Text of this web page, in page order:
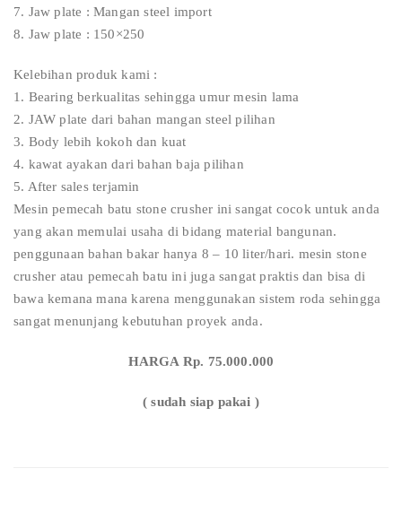
7. Jaw plate : Mangan steel import
8. Jaw plate : 150×250
Kelebihan produk kami :
1. Bearing berkualitas sehingga umur mesin lama
2. JAW plate dari bahan mangan steel pilihan
3. Body lebih kokoh dan kuat
4. kawat ayakan dari bahan baja pilihan
5. After sales terjamin
Mesin pemecah batu stone crusher ini sangat cocok untuk anda
yang akan memulai usaha di bidang material bangunan.
penggunaan bahan bakar hanya 8 – 10 liter/hari. mesin stone
crusher atau pemecah batu ini juga sangat praktis dan bisa di
bawa kemana mana karena menggunakan sistem roda sehingga
sangat menunjang kebutuhan proyek anda.
HARGA Rp. 75.000.000
( sudah siap pakai )